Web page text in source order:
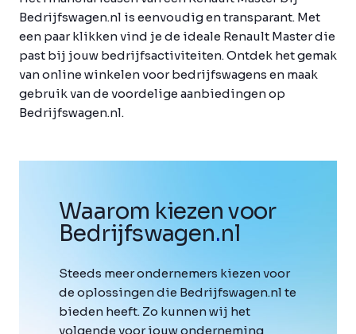
Bedrijfswagen.nl is eenvoudig en transparant. Met
een paar klikken vind je de ideale Renault Master die
past bij jouw bedrijfsactiviteiten. Ontdek het gemak
van online winkelen voor bedrijfswagens en maak
gebruik van de voordelige aanbiedingen op
Bedrijfswagen.nl.
Waarom kiezen voor
Bedrijfswagen.nl
Steeds meer ondernemers kiezen voor
de oplossingen die Bedrijfswagen.nl te
bieden heeft. Zo kunnen wij het
volgende voor jouw onderneming